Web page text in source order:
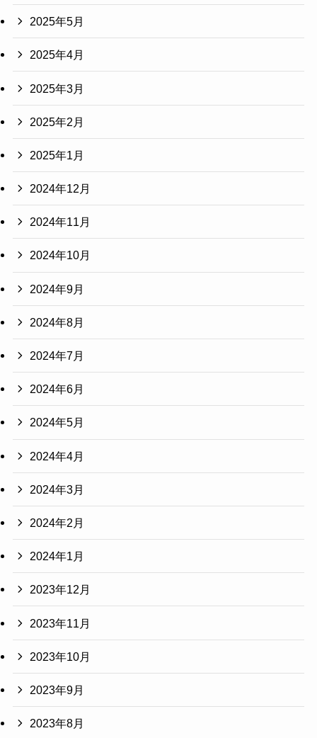
2025年5月
2025年4月
2025年3月
2025年2月
2025年1月
2024年12月
2024年11月
2024年10月
2024年9月
2024年8月
2024年7月
2024年6月
2024年5月
2024年4月
2024年3月
2024年2月
2024年1月
2023年12月
2023年11月
2023年10月
2023年9月
2023年8月